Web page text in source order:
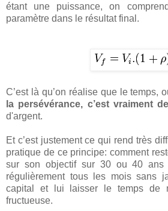
étant une puissance, on
paramètre dans le résultat final.
C’est là qu’on réalise que le temps,
la persévérance, c’est vraiment
d'argent.
Et c’est justement ce qui rend très
pratique de ce principe: comment
sur son objectif sur 30 ou 40 ans
régulièrement tous les mois sans
capital et lui laisser le temps de
fructueuse.